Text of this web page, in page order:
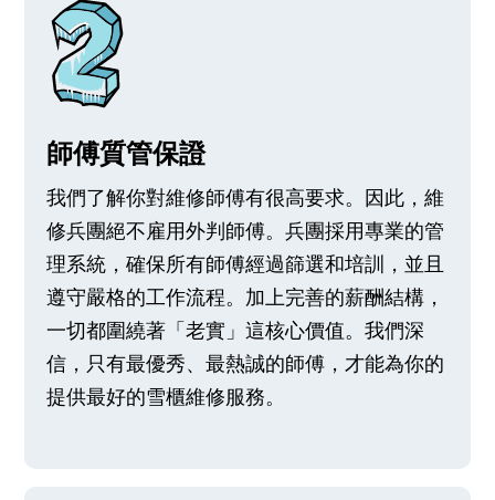
師傅質管保證
我們了解你對維修師傅有很高要求。因此，維
修兵團絕不雇用外判師傅。兵團採用專業的管
理系統，確保所有師傅經過篩選和培訓，並且
遵守嚴格的工作流程。加上完善的薪酬結構，
一切都圍繞著「老實」這核心價值。我們深
信，只有最優秀、最熱誠的師傅，才能為你的
提供最好的雪櫃維修服務。